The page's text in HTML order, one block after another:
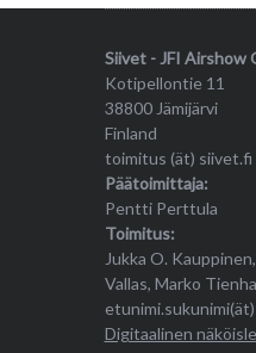
Siivet - JFI Airshow
Kotipellontie 11
38800 Jämijärvi
Finland
toimitus (ät) siivet.fi
Päätoimittaja:
Pentti Perttula
Toimitus:
Jukka O.
Vallas, Marko
Digitaalinen